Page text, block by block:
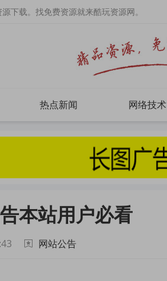
下载。找免费资源就来酷玩资源网。
热点新闻 网络技术
本站用户必看
网站公告